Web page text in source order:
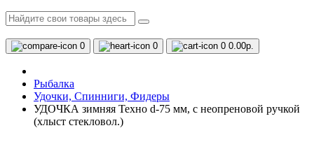
0 0 0 0.00р.
Рыбалка
Удочки, Спинниги, Фидеры
УДОЧКА зимняя Техно d-75 мм, с неопреновой ручкой
(хлыст стекловол.)